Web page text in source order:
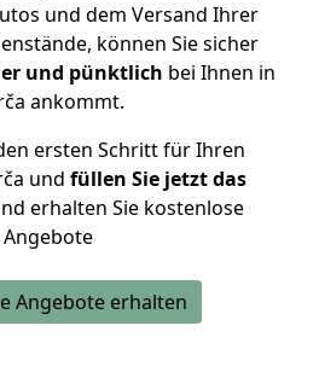
und dem Versand Ihrer
können Sie sicher
und pünktlich bei Ihnen in
ankommt.
ersten Schritt für Ihren
und füllen Sie jetzt das
erhalten Sie kostenlose
Angebote
Angebote erhalten